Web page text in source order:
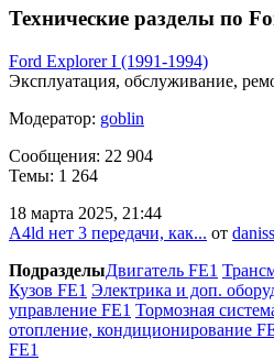
Технические разделы по
Ford Explorer I (1991-1994)
Эксплуатация, обслуживание,
Модератор: goblin
Сообщения: 22 904
Темы: 1 264
18 марта 2025, 21:44
A4ld нет 3 передачи, как... от
ПодразделыДвигатель FE1
Кузов FE1 Электрика и доп.
управление FE1 Тормозная
отопление, кондиционирование
FE1